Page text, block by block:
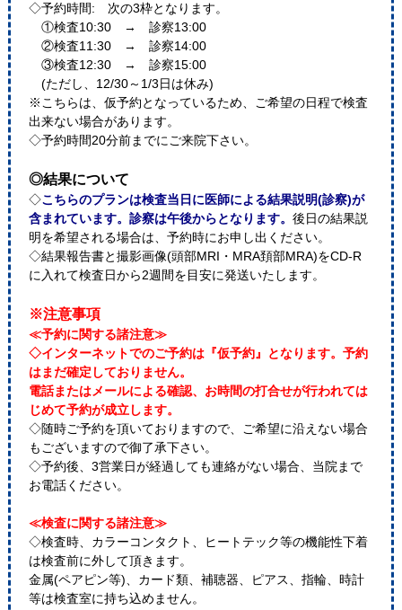
◇予約時間: 次の3枠となります。
①検査10:30 → 診察13:00
②検査11:30 → 診察14:00
③検査12:30 → 診察15:00
(ただし、12/30～1/3日は休み)
※こちらは、仮予約となっているため、ご希望の日程で検査
出来ない場合があります。
◇予約時間20分前までにご来院下さい。
◎結果について
◇こちらのプランは検査当日に医師による結果説明(診察)が
含まれています。診察は午後からとなります。 後日の結果説
明を希望される場合は、予約時にお申し出ください。
◇結果報告書と撮影画像(頭部MRI・MRA頚部MRA)をCD-R
に入れて検査日から2週間を目安に発送いたします。
※注意事項
≪予約に関する諸注意≫
◇インターネットでのご予約は『仮予約』となります。予約
はまだ確定しておりません。
電話またはメールによる確認、お時間の打合せが行われては
じめて予約が成立します。
◇随時ご予約を頂いておりますので、ご希望に沿えない場合
もございますので御了承下さい。
◇予約後、3営業日が経過しても連絡がない場合、当院まで
お電話ください。
≪検査に関する諸注意≫
◇検査時、カラーコンタクト、ヒートテック等の機能性下着
は検査前に外して頂きます。
金属(ペアピン等)、カード類、補聴器、ピアス、指輪、時計
等は検査室に持ち込めません。